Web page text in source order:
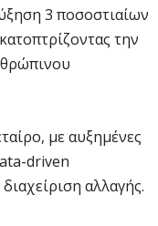
3 ποσοστιαίων
την
με αυξημένες
driven
αλλαγής.